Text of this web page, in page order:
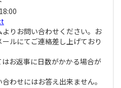
りお問い合わせください。お
ルにてご連絡差し上げており
お返事に日数がかかる場合が
わせにはお答え出来ません。